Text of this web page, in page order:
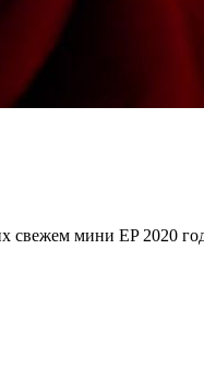
мини EP 2020